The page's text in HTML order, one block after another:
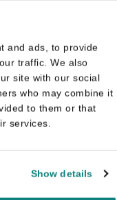
and ads, to provide
traffic. We also
site with our social
who may combine it
to them or that
services.
Show details